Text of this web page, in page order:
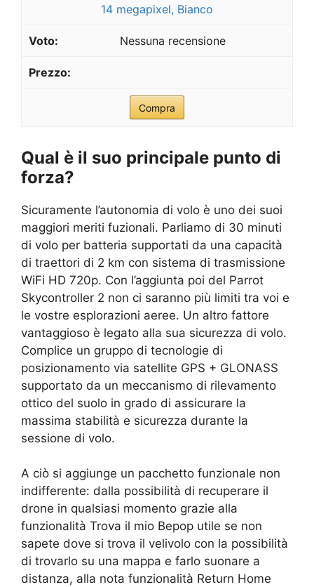
14 megapixel, Bianco
Nessuna recensione
Compra
Qual è il suo principale punto di
forza?
Sicuramente l’autonomia di volo è uno dei suoi
maggiori meriti fuzionali. Parliamo di 30 minuti
di volo per batteria supportati da una capacità
di traettori di 2 km con sistema di trasmissione
WiFi HD 720p. Con l’aggiunta poi del Parrot
Skycontroller 2 non ci saranno più limiti tra voi e
le vostre esplorazioni aeree. Un altro fattore
vantaggioso è legato alla sua sicurezza di volo.
Complice un gruppo di tecnologie di
posizionamento via satellite GPS + GLONASS
supportato da un meccanismo di rilevamento
ottico del suolo in grado di assicurare la
massima stabilità e sicurezza durante la
sessione di volo.
A ciò si aggiunge un pacchetto funzionale non
indifferente: dalla possibilità di recuperare il
drone in qualsiasi momento grazie alla
funzionalità Trova il mio Bepop utile se non
sapete dove si trova il velivolo con la possibilità
di trovarlo su una mappa e farlo suonare a
distanza, alla nota funzionalità Return Home